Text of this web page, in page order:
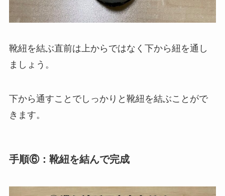
靴紐を結ぶ直前は上からではなく下から紐を通し
ましょう。
下から通すことでしっかりと靴紐を結ぶことがで
きます。
手順⑥：靴紐を結んで完成